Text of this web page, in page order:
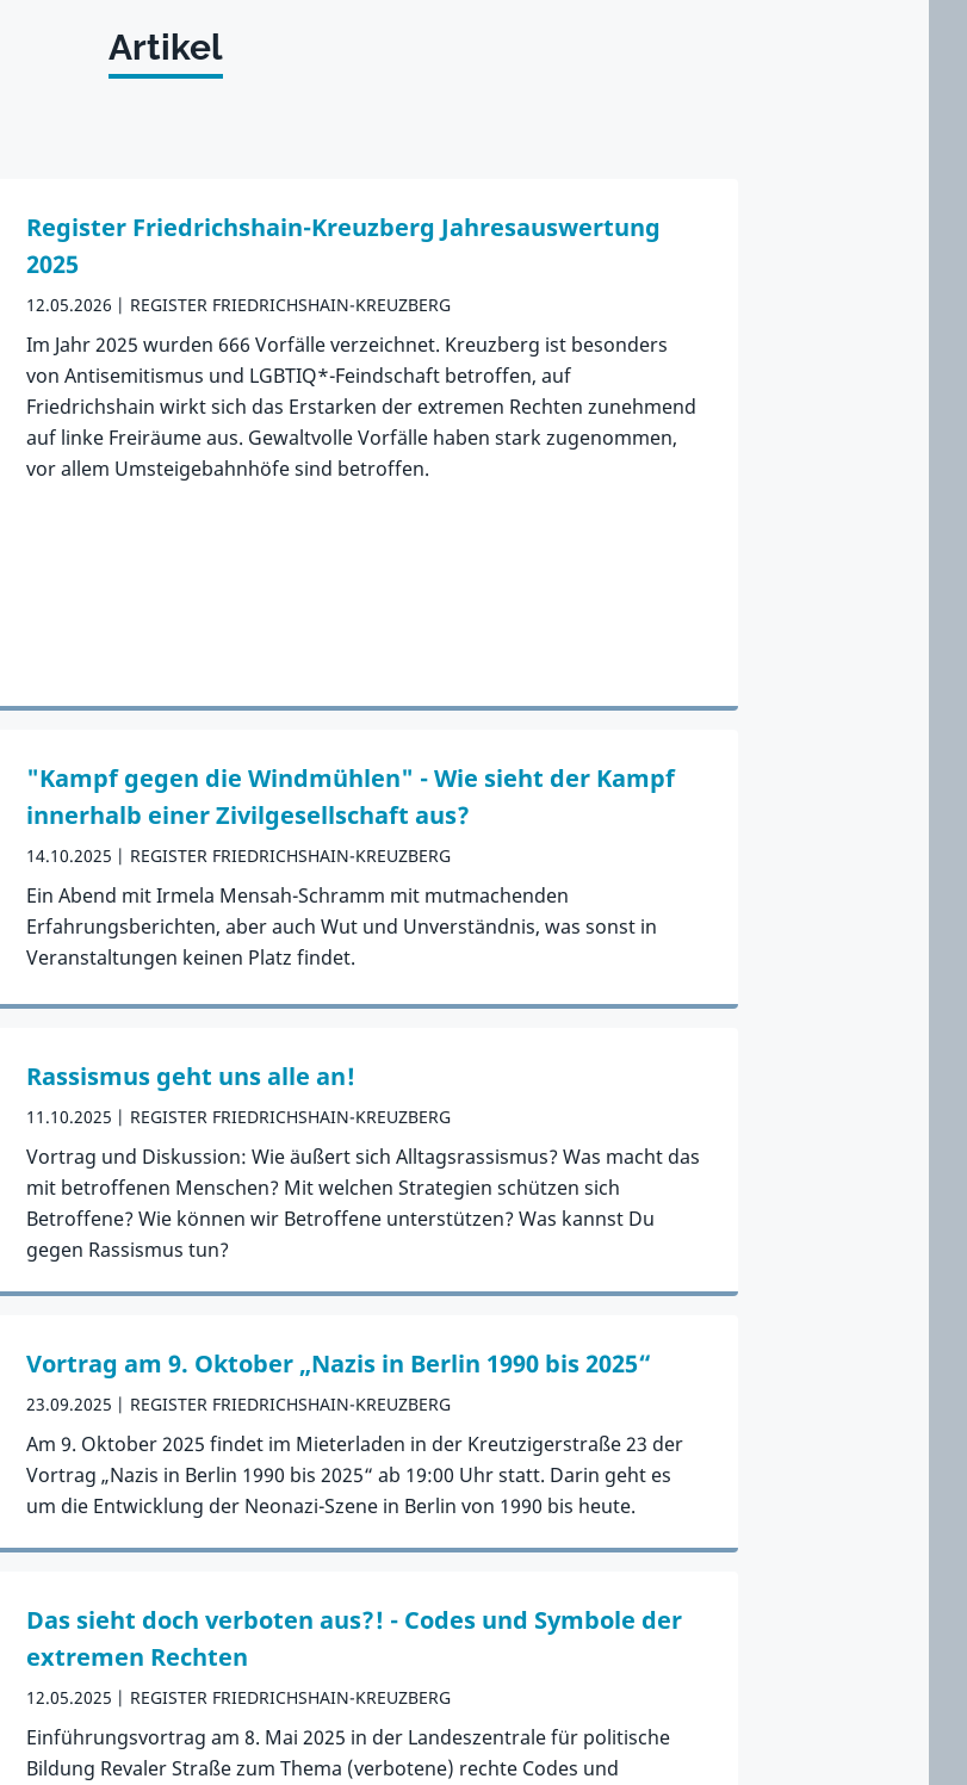
Artikel
Register Friedrichshain-Kreuzberg Jahresauswertung
2025
12.05.2026 REGISTER FRIEDRICHSHAIN-KREUZBERG
Im Jahr 2025 wurden 666 Vorfälle verzeichnet. Kreuzberg ist besonders
von Antisemitismus und LGBTIQ*-Feindschaft betroffen, auf
Friedrichshain wirkt sich das Erstarken der extremen Rechten zunehmend
auf linke Freiräume aus. Gewaltvolle Vorfälle haben stark zugenommen,
vor allem Umsteigebahnhöfe sind betroffen.
"Kampf gegen die Windmühlen" - Wie sieht der Kampf
innerhalb einer Zivilgesellschaft aus?
14.10.2025 REGISTER FRIEDRICHSHAIN-KREUZBERG
Ein Abend mit Irmela Mensah-Schramm mit mutmachenden
Erfahrungsberichten, aber auch Wut und Unverständnis, was sonst in
Veranstaltungen keinen Platz findet.
Zum Artikel
Rassismus geht uns alle an!
11.10.2025 REGISTER FRIEDRICHSHAIN-KREUZBERG
Vortrag und Diskussion: Wie äußert sich Alltagsrassismus? Was macht das
mit betroffenen Menschen? Mit welchen Strategien schützen sich
Betroffene? Wie können wir Betroffene unterstützen? Was kannst Du
gegen Rassismus tun?
Zum Artikel
Vortrag am 9. Oktober „Nazis in Berlin 1990 bis 2025“
23.09.2025 REGISTER FRIEDRICHSHAIN-KREUZBERG
Am 9. Oktober 2025 findet im Mieterladen in der Kreutzigerstraße 23 der
Vortrag „Nazis in Berlin 1990 bis 2025“ ab 19:00 Uhr statt. Darin geht es
um die Entwicklung der Neonazi-Szene in Berlin von 1990 bis heute.
Zum Artikel
Das sieht doch verboten aus?! - Codes und Symbole der
extremen Rechten
12.05.2025 REGISTER FRIEDRICHSHAIN-KREUZBERG
Einführungsvortrag am 8. Mai 2025 in der Landeszentrale für politische
Bildung Revaler Straße zum Thema (verbotene) rechte Codes und